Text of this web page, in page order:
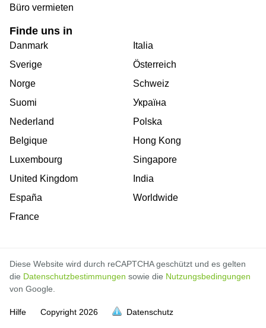
voll
voll
voll
voll
voll
voll
voll
voll
voll
voll
voll
voll
voll
voll
Büro vermieten
Finde uns in
Danmark
Sverige
Norge
Suomi
Nederland
Belgique
Luxembourg
United Kingdom
España
France
Italia
Österreich
Schweiz
Україна
Polska
Hong Kong
Singapore
India
Worldwide
Diese Website wird durch reCAPTCHA geschützt und es gelten
die Datenschutzbestimmungen sowie die Nutzungsbedingungen
von Google.
Hilfe Copyright 2026 Datenschutz